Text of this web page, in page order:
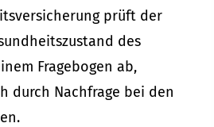
prüft der
des
Fragebogen ab,
durch Nachfrage bei den